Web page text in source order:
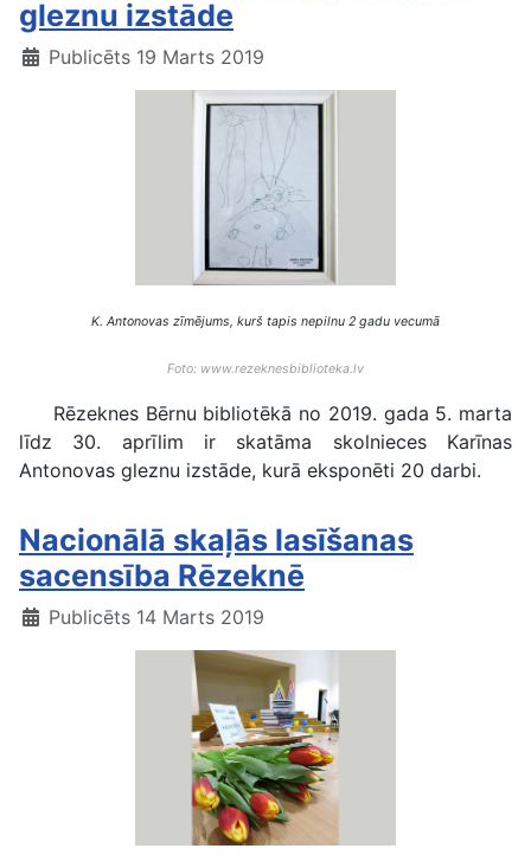
gleznu izstāde
Publicēts 19 Marts 2019
K. Antonovas zīmējums, kurš tapis nepilnu 2 gadu vecumā
Foto: www.rezeknesbiblioteka.lv
Rēzeknes Bērnu bibliotēkā no 2019. gada 5. marta
līdz 30. aprīlim ir skatāma skolnieces Karīnas
Antonovas gleznu izstāde, kurā eksponēti 20 darbi.
Nacionālā skaļās lasīšanas
sacensība Rēzeknē
Publicēts 14 Marts 2019